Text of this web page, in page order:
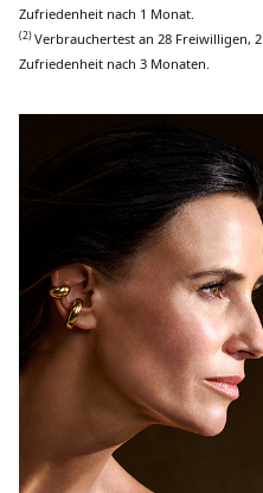
Zufriedenheit nach 1 Monat.
(2)Verbrauchertest an 28 Freiwilligen, 2
Zufriedenheit nach 3 Monaten.